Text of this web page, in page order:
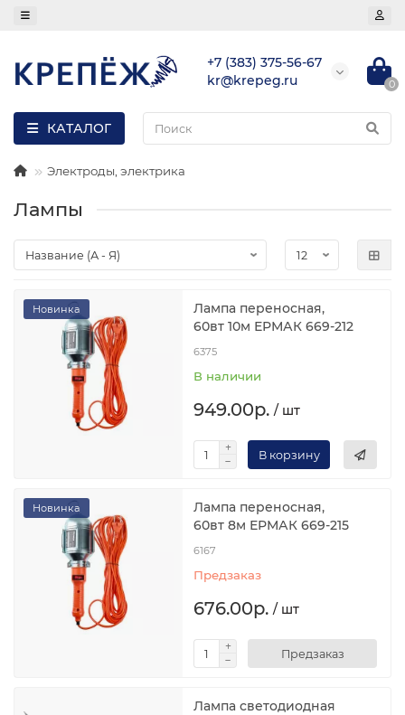
+7 (383) 375-56-67
kr@krepeg.ru
0
КАТАЛОГ
Электроды, электрика
Лампы
Новинка
Лампа переносная,
60вт 10м ЕРМАК 669-212
6375
В наличии
949.00р. / шт
В корзину
Новинка
Лампа переносная,
60вт 8м ЕРМАК 669-215
6167
Предзаказ
676.00р. / шт
Предзаказ
Лампа светодиодная